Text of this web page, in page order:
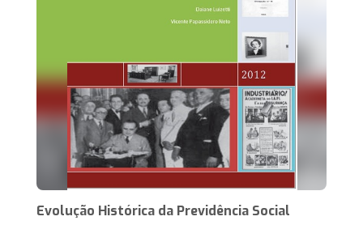
Evolução Histórica da Previdência Social